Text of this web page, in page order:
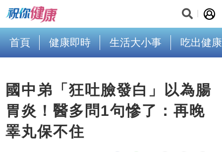
首頁 健康即時 生活大小事 吃出健康
國中弟「狂吐臉發白」以為腸
胃炎！醫多問1句慘了：再晚
睪丸保不住